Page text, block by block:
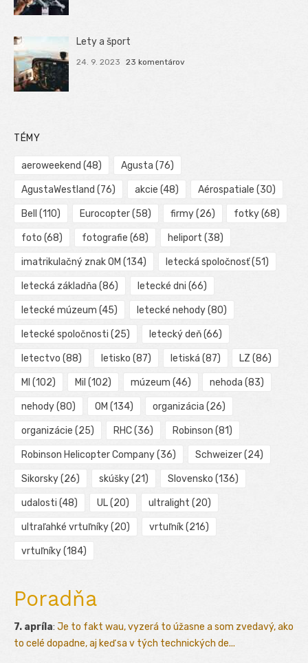
Lety a šport
24. 9. 2023 23 komentárov
TÉMY
aeroweekend (48) Agusta (76)
AgustaWestland (76) akcie (48) Aérospatiale (30)
Bell (110) Eurocopter(58) firmy(26) fotky(68)
foto (68) fotografie (68) heliport (38)
imatrikulačný znak OM (134) letecká spoločnosť(51)
letecká základňa (86) letecké dni (66)
letecké múzeum (45) letecké nehody(80)
letecké spoločnosti (25) letecký deň(66)
letectvo (88) letisko (87) letiská (87) LZ (86)
MI (102) Mil (102) múzeum (46) nehoda (83)
nehody(80) OM (134) organizácia (26)
organizácie (25) RHC(36) Robinson (81)
Robinson Helicopter Company(36) Schweizer(24)
Sikorsky(26) skúšky(21) Slovensko (136)
udalosti (48) UL(20) ultralight (20)
ultraľahké vrtuľníky(20) vrtuľník(216)
vrtuľníky(184)
Poradňa
7. apríla: Je to fakt wau, vyzerá to úžasne a som zvedavý, ako
to celé dopadne, aj keď sa v tých technických de...